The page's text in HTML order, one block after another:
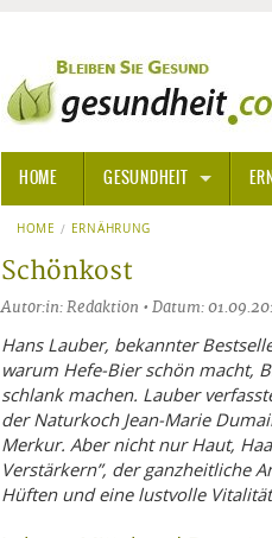
HOME GESUNDHEIT
ALLGEMEINE
ALTERNATIVE HEILWEISEN
ALTERNATIVE MEDIZIN
ARZNEI- UND HEILMITTEL
GIFTSTOFFE
HOME ERNÄHRUNG
Schönkost
Autor:in: Redaktion • Datum:
Hans Lauber, bekannter
warum Hefe-Bier schön macht,
schlank machen. Lauber
der Naturkoch Jean-Marie
Merkur. Aber nicht nur Haut,
Verstärkern”, der ganzheitliche
Hüften und eine lustvolle Vitalität